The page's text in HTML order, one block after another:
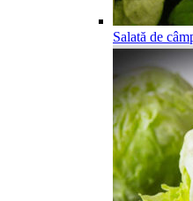
Salată de